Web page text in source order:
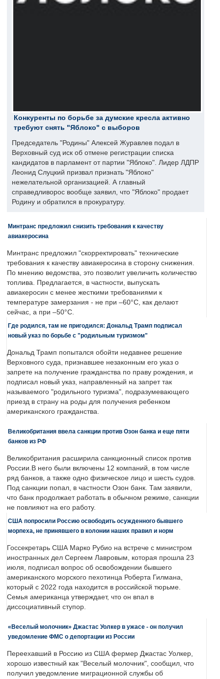
Конкуренты по борьбе за думские кресла активно
требуют снять "Яблоко" с выборов
Председатель "Родины" Алексей Журавлев подал в
Верховный суд иск об отмене регистрации списка
кандидатов в парламент от партии "Яблоко". Лидер ЛДПР
Леонид Слуцкий призвал признать "Яблоко"
нежелательной организацией. А главный
справедливорос вообще заявил, что "Яблоко" продает
Родину и обратился в прокуратуру.
Минтранс предложил снизить требования к качеству
авиакеросина
Минтранс предложил "скорректировать" технические
требования к качеству авиакеросина в сторону снижения.
По мнению ведомства, это позволит увеличить количество
топлива. Предлагается, в частности, выпускать
авиакеросин с менее жесткими требованиями к
температуре замерзания - не при –60°C, как делают
сейчас, а при –50°C.
Где родился, там не пригодился: Дональд Трамп подписал
новый указ по борьбе с "родильным туризмом"
Дональд Трамп попытался обойти недавнее решение
Верховного суда, признавшее незаконным его указ о
запрете на получение гражданства по праву рождения, и
подписал новый указ, направленный на запрет так
называемого "родильного туризма", подразумевающего
приезд в страну на роды для получения ребенком
американского гражданства.
Великобритания ввела санкции против Озон банка и еще пяти
банков из РФ
Великобритания расширила санкционный список против
России.В него были включены 12 компаний, в том числе
ряд банков, а также одно физическое лицо и шесть судов.
Под санкции попал, в частности Озон банк. Там заявили,
что банк продолжает работать в обычном режиме, санкции
не повлияют на его работу.
США попросили Россию освободить осужденного бывшего
морпеха, не принявшего в колонии наших правил и норм
Госсекретарь США Марко Рубио на встрече с министром
иностранных дел Сергеем Лавровым, которая прошла 23
июля, подписал вопрос об освобождении бывшего
американского морского пехотинца Роберта Гилмана,
который с 2022 года находится в российской тюрьме.
Семья американца утверждает, что он впал в
диссоциативный ступор.
«Веселый молочник» Джастас Уолкер в ужасе - он получил
уведомление ФМС о депортации из России
Переехавший в Россию из США фермер Джастас Уолкер,
хорошо известный как "Веселый молочник", сообщил, что
получил уведомление миграционной службы об